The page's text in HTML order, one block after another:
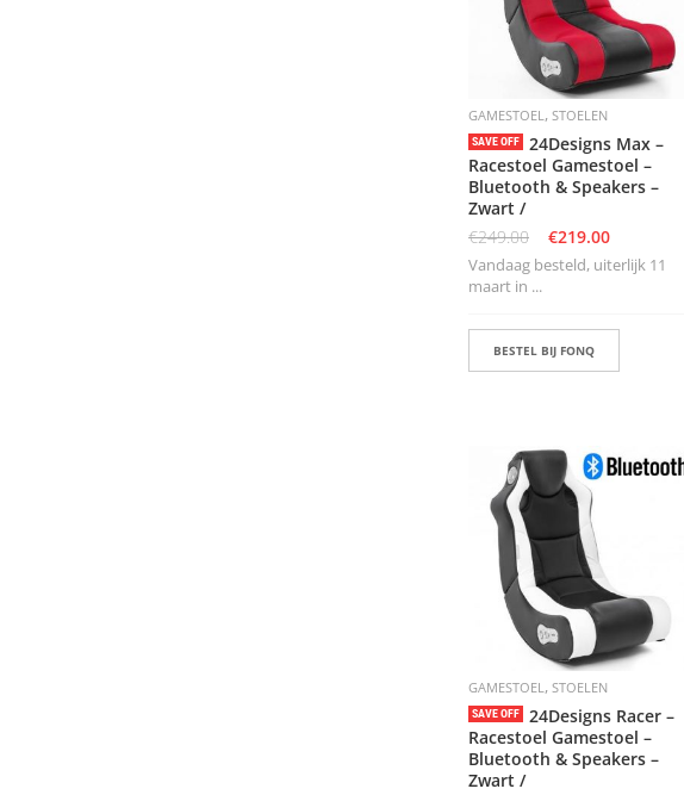
GAMESTOEL , STOELEN
SAVE OFF
24Designs Max –
Racestoel Gamestoel –
Bluetooth & Speakers –
Zwart /
€249.00 €219.00
Vandaag besteld, uiterlijk 11
maart in ...
BESTEL BIJ FONQ
GAMESTOEL, STOELEN
SAVE OFF
24Designs Racer –
Racestoel Gamestoel –
Bluetooth & Speakers –
Zwart /